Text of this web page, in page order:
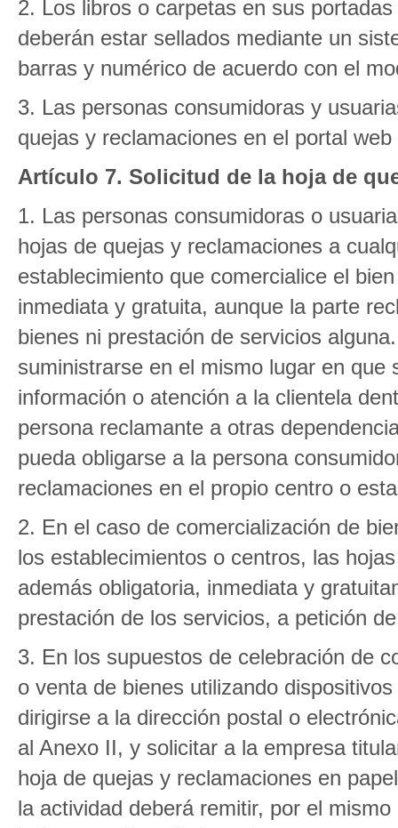
2. Los libros o carpetas en sus
deberán estar sellados mediante un
barras y numérico de acuerdo con el
3. Las personas consumidoras y
quejas y reclamaciones en el portal web
Artículo 7. Solicitud de la hoja de
1. Las personas consumidoras o
hojas de quejas y reclamaciones a
establecimiento que comercialice el
inmediata y gratuita, aunque la parte
bienes ni prestación de servicios
suministrarse en el mismo lugar en
información o atención a la clientela
persona reclamante a otras
pueda obligarse a la persona
reclamaciones en el propio centro o
2. En el caso de comercialización de
los establecimientos o centros, las
además obligatoria, inmediata y
prestación de los servicios, a petición
3. En los supuestos de celebración de
o venta de bienes utilizando
dirigirse a la dirección postal o
al Anexo II, y solicitar a la empresa
hoja de quejas y reclamaciones en
la actividad deberá remitir, por el